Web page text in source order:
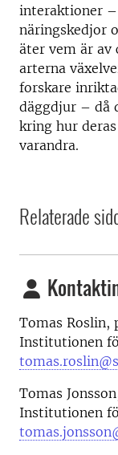
interaktioner
näringskedjor
äter vem är av
arterna
forskare
däggdjur – då
kring hur
varandra.
Relaterade
Tomas Roslin,
Institutionen
Tomas
Institutionen